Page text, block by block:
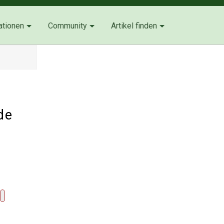
Community Artikel finden